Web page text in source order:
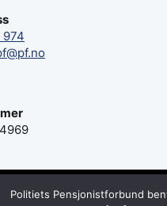
974
Politiets Pensjonistforbund -
Politiets Pensjonistforbund